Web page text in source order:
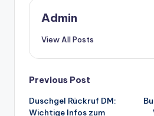
Admin
View All Posts
Post
navigation
Previous Post
Duschgel Rückruf DM:
Wichtige Infos zum